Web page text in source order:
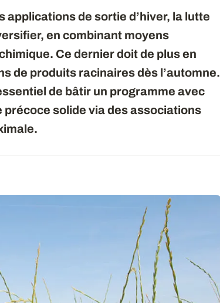
applications de sortie d’hiver, la lutte
en combinant moyens
Ce dernier doit de plus en
de produits racinaires dès l’automne.
de bâtir un programme avec
solide via des associations